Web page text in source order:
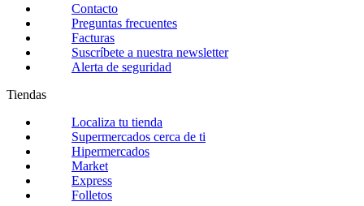
Contacto
Preguntas frecuentes
Facturas
Suscríbete a nuestra newsletter
Alerta de seguridad
Tiendas
Localiza tu tienda
Supermercados cerca de ti
Hipermercados
Market
Express
Folletos